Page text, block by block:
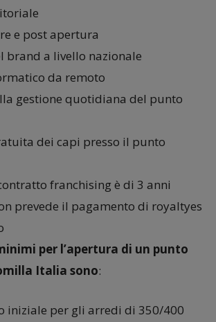
e post apertura
brand a livello nazionale
da remoto
gestione quotidiana del punto
dei capi presso il punto
franchising è di 3 anni
prevede il pagamento di royaltyes
per l’apertura di un punto
Italia sono:
iniziale per gli arredi di 350/400